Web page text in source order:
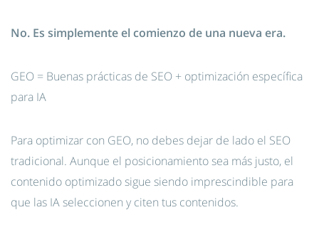
No. Es simplemente el comienzo de una nueva era.
GEO = Buenas prácticas de SEO + optimización específica
para IA
Para optimizar con GEO, no debes dejar de lado el SEO
tradicional. Aunque el posicionamiento sea más justo, el
contenido optimizado sigue siendo imprescindible para
que las IA seleccionen y citen tus contenidos.